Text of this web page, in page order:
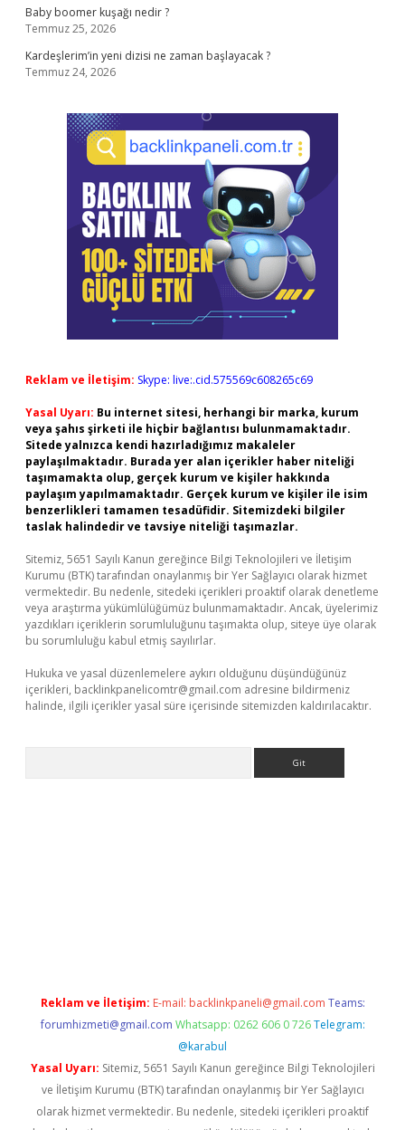
Baby boomer kuşağı nedir ?
Temmuz 25, 2026
Kardeşlerim’in yeni dizisi ne zaman başlayacak ?
Temmuz 24, 2026
Reklam ve İletişim: Skype: live:.cid.575569c608265c69
Yasal Uyarı: Bu internet sitesi, herhangi bir marka, kurum
veya şahıs şirketi ile hiçbir bağlantısı bulunmamaktadır.
Sitede yalnızca kendi hazırladığımız makaleler
paylaşılmaktadır. Burada yer alan içerikler haber niteliği
taşımamakta olup, gerçek kurum ve kişiler hakkında
paylaşım yapılmamaktadır. Gerçek kurum ve kişiler ile isim
benzerlikleri tamamen tesadüfidir. Sitemizdeki bilgiler
taslak halindedir ve tavsiye niteliği taşımazlar.
Sitemiz, 5651 Sayılı Kanun gereğince Bilgi Teknolojileri ve İletişim
Kurumu (BTK) tarafından onaylanmış bir Yer Sağlayıcı olarak hizmet
vermektedir. Bu nedenle, sitedeki içerikleri proaktif olarak denetleme
veya araştırma yükümlülüğümüz bulunmamaktadır. Ancak, üyelerimiz
yazdıkları içeriklerin sorumluluğunu taşımakta olup, siteye üye olarak
bu sorumluluğu kabul etmiş sayılırlar.
Hukuka ve yasal düzenlemelere aykırı olduğunu düşündüğünüz
içerikleri, backlinkpanelicomtr@gmail.com adresine bildirmeniz
halinde, ilgili içerikler yasal süre içerisinde sitemizden kaldırılacaktır.
Reklam ve İletişim: E-mail: backlinkpaneli@gmail.com Teams:
forumhizmeti@gmail.com Whatsapp: 0262 606 0 726 Telegram:
@karabul
Yasal Uyarı: Sitemiz, 5651 Sayılı Kanun gereğince Bilgi Teknolojileri
ve İletişim Kurumu (BTK) tarafından onaylanmış bir Yer Sağlayıcı
olarak hizmet vermektedir. Bu nedenle, sitedeki içerikleri proaktif